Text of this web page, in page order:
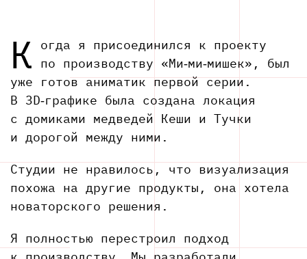
К
огда я присоединился к проекту
по производству «Ми‑ми‑мишек», был
уже готов аниматик первой серии.
В 3D‑графике была создана локация
с домиками медведей Кеши и Тучки
и дорогой между ними.
Студии не нравилось, что визуализация
похожа на другие продукты, она хотела
новаторского решения.
Я полностью перестроил подход